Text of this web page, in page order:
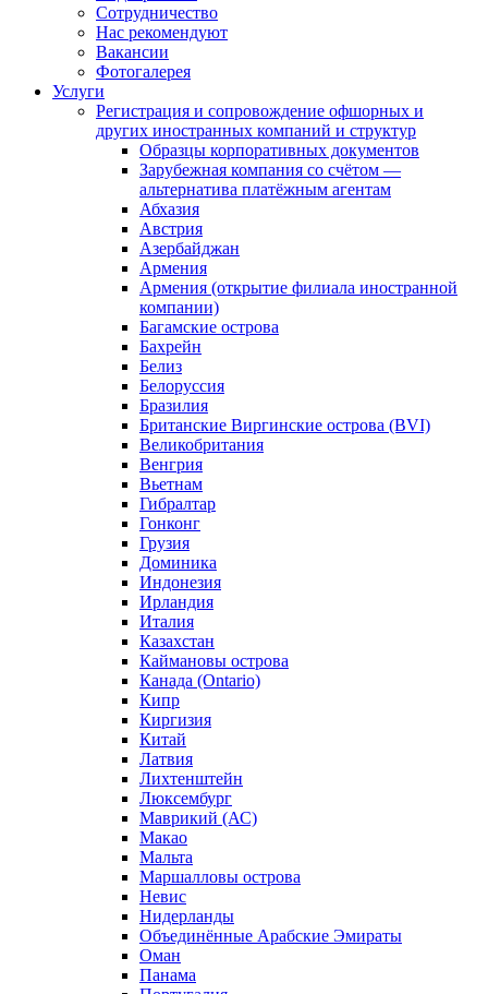
Сотрудничество
Нас рекомендуют
Вакансии
Фотогалерея
Услуги
Регистрация и сопровождение офшорных и
других иностранных компаний и структур
Образцы корпоративных документов
Зарубежная компания со счётом —
альтернатива платёжным агентам
Абхазия
Австрия
Азербайджан
Армения
Армения (открытие филиала иностранной
компании)
Багамские острова
Бахрейн
Белиз
Белоруссия
Бразилия
Британские Виргинские острова (BVI)
Великобритания
Венгрия
Вьетнам
Гибралтар
Гонконг
Грузия
Доминика
Индонезия
Ирландия
Италия
Казахстан
Каймановы острова
Канада (Ontario)
Кипр
Киргизия
Китай
Латвия
Лихтенштейн
Люксембург
Маврикий (АС)
Макао
Мальта
Маршалловы острова
Нeвис
Нидерланды
Объединённые Арабские Эмираты
Оман
Панама